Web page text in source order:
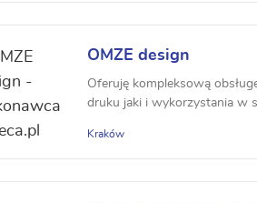
OMZE design
Oferuję kompleksową
druku jaki i wykorzystania w
Kraków